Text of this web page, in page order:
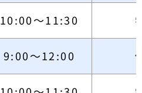
10:00～11:30
9:00～12:00